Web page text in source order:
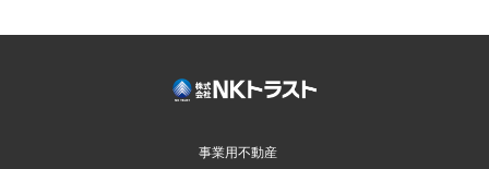
事業用不動産